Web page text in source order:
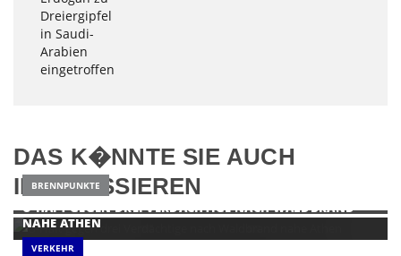
DAS K�NNTE SIE AUCH
INTERESSIEREN
BRENNPUNKTE
U-HAFT GEGEN DREI VERDÄCHTIGE NACH WALDBRAND
NAHE ATHEN
VERKEHR